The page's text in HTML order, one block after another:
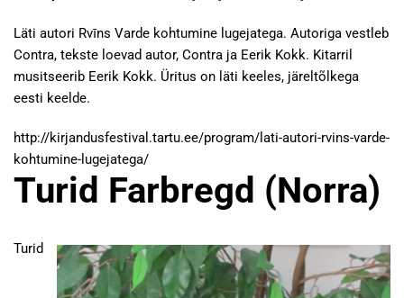
Läti autori Rvīns Varde kohtumine lugejatega. Autoriga vestleb
Contra, tekste loevad autor, Contra ja Eerik Kokk. Kitarril
musitseerib Eerik Kokk. Üritus on läti keeles, järeltõlkega
eesti keelde.
http://kirjandusfestival.tartu.ee/program/lati-autori-rvins-varde-
kohtumine-lugejatega/
Turid Farbregd (Norra)
Turid